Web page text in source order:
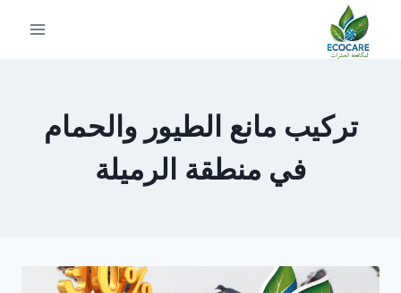
التجاوز
تركيب مانع الطيور والحمام
في منطقة الرميلة